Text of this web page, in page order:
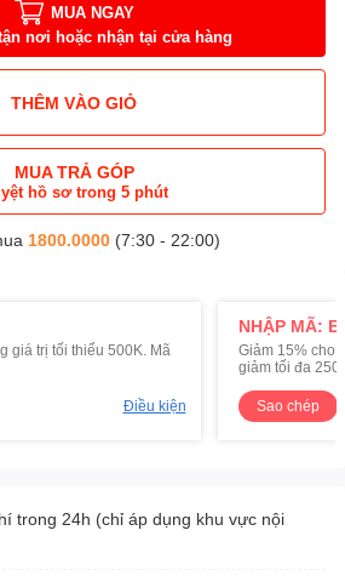
MUA NGAY
nơi hoặc nhận tại cửa hàng
THÊM VÀO GIỎ
MUA TRẢ GÓP
hồ sơ trong 5 phút
1800.0000(7:30 - 22:00)
giá trị tối thiểu 500K. Mã
Điều kiện
NHẬP MÃ:
Giảm 15% cho
giảm tối đa
Sao chép
trong 24h (chỉ áp dụng khu vực nội